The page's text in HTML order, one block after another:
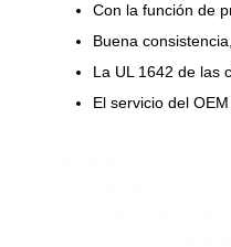
Con la función de
Buena
La UL 1642 de las
El servicio del